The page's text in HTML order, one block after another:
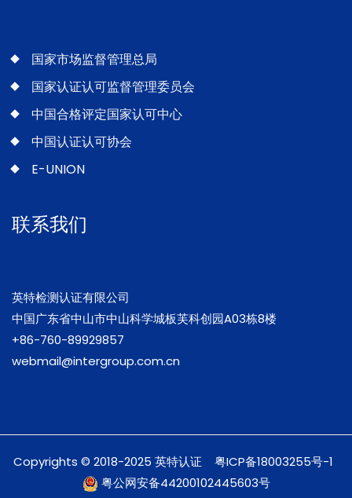
国家市场监督管理总局
国家认证认可监督管理委员会
中国合格评定国家认可中心
中国认证认可协会
E-UNION
联系我们
英特检测认证有限公司
中国广东省中山市中山科学城板芙科创园A03栋8楼
+86-760-89929857
webmail@intergroup.com.cn
Copyrights © 2018-2025 英特认证
粤ICP备18003255号-1
粤公网安备44200102445603号